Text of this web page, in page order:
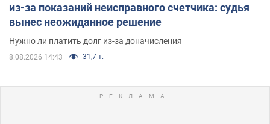
из-за показаний неисправного счетчика: судья
вынес неожиданное решение
Нужно ли платить долг из-за доначисления
8.08.2026 14:43 31,7 т.